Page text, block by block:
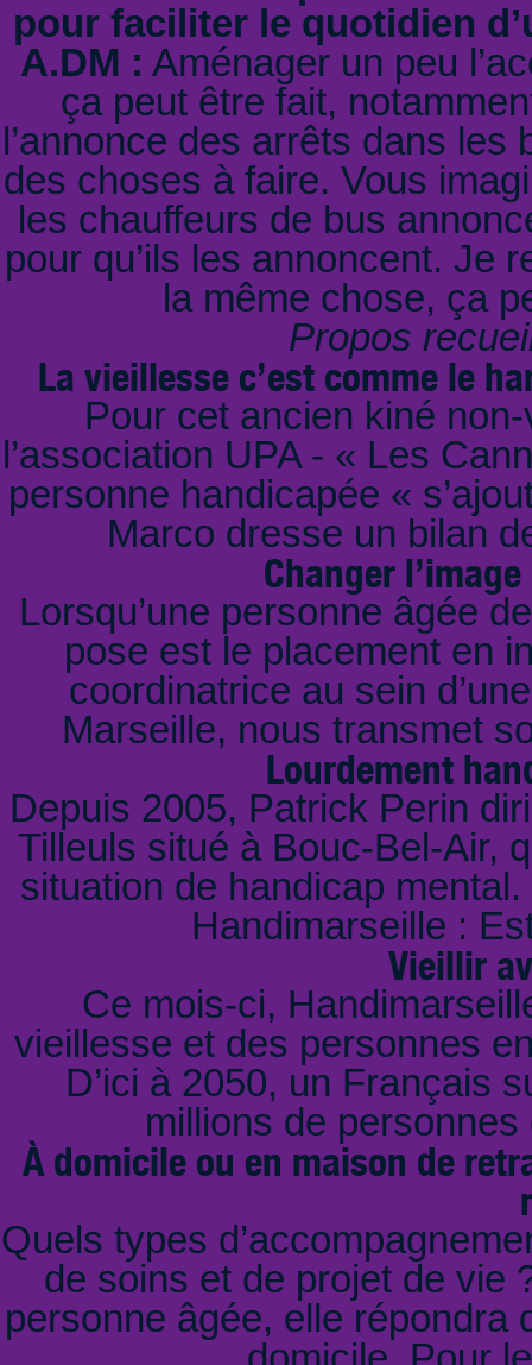
pour faciliter le quotidien
A.DM : Aménager un peu
ça peut être fait,
l’annonce des arrêts dans
des choses à faire. Vous
les chauffeurs de bus
pour qu’ils les annoncent. Je
la même chose, ça
Propos
La vieillesse c’est comme le
Pour cet ancien kiné
l’association UPA - « Les
personne handicapée «
Marco dresse un bilan
Changer
Lorsqu’une personne âgée
pose est le placement en
coordinatrice au sein
Marseille, nous transmet
Lourdement
Depuis 2005, Patrick Perin
Tilleuls situé à Bouc-Bel-Air,
situation de handicap
Handimarseille :
Vieillir
Ce mois-ci,
vieillesse et des personnes
D’ici à 2050, un Français
millions de
À domicile ou en maison de
Quels types
de soins et de projet de vie
personne âgée, elle répondra